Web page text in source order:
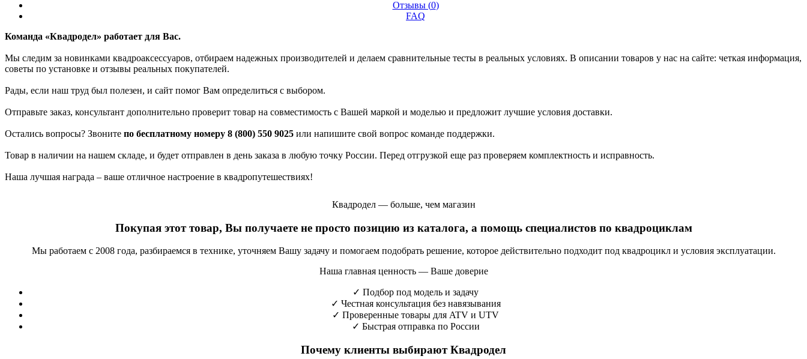
Отзывы (0)
FAQ
Команда «Квадродел» работает для Вас.
Мы следим за новинками квадроаксессуаров, отбираем надежных производителей и делаем сравнительные тесты в реальных условиях. В описании товаров у нас на сайте: четкая информация,
советы по установке и отзывы реальных покупателей.
Рады, если наш труд был полезен, и сайт помог Вам определиться с выбором.
Отправьте заказ, консультант дополнительно проверит товар на совместимость с Вашей маркой и моделью и предложит лучшие условия доставки.
Остались вопросы? Звоните по бесплатному номеру 8 (800) 550 9025 или напишите свой вопрос команде поддержки.
Товар в наличии на нашем складе, и будет отправлен в день заказа в любую точку России. Перед отгрузкой еще раз проверяем комплектность и исправность.
Наша лучшая награда – ваше отличное настроение в квадропутешествиях!
Квадродел — больше, чем магазин
Покупая этот товар, Вы получаете не просто позицию из каталога, а помощь специалистов по квадроциклам
Мы работаем с 2008 года, разбираемся в технике, уточняем Вашу задачу и помогаем подобрать решение, которое действительно подходит под квадроцикл и условия эксплуатации.
Наша главная ценность — Ваше доверие
✓ Подбор под модель и задачу
✓ Честная консультация без навязывания
✓ Проверенные товары для ATV и UTV
✓ Быстрая отправка по России
Почему клиенты выбирают Квадродел